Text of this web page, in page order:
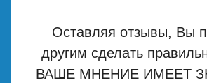
Оставляя отзывы, Вы
другим сделать
ВАШЕ МНЕНИЕ ИМЕЕТ